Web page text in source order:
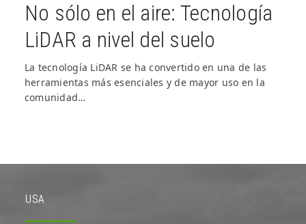
No sólo en el aire: Tecnología
LiDAR a nivel del suelo
La tecnología LiDAR se ha convertido en una de las
herramientas más esenciales y de mayor uso en la
comunidad…
USA